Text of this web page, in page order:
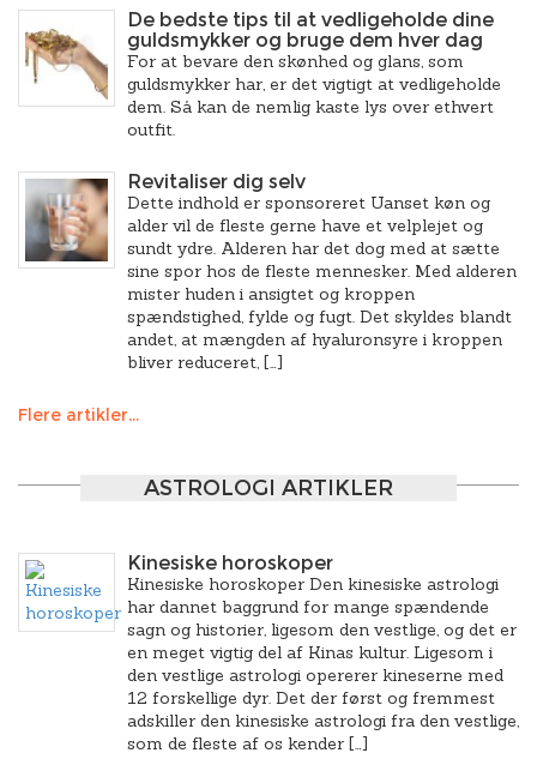
De bedste tips til at vedligeholde dine
guldsmykker og bruge dem hver dag
For at bevare den skønhed og glans, som
guldsmykker har, er det vigtigt at vedligeholde
dem. Så kan de nemlig kaste lys over ethvert
outfit.
Revitaliser dig selv
Dette indhold er sponsoreret Uanset køn og
alder vil de fleste gerne have et velplejet og
sundt ydre. Alderen har det dog med at sætte
sine spor hos de fleste mennesker. Med alderen
mister huden i ansigtet og kroppen
spændstighed, fylde og fugt. Det skyldes blandt
andet, at mængden af hyaluronsyre i kroppen
bliver reduceret, […]
Flere artikler...
ASTROLOGI ARTIKLER
Kinesiske horoskoper
Kinesiske horoskoper Den kinesiske astrologi
har dannet baggrund for mange spændende
sagn og historier, ligesom den vestlige, og det er
en meget vigtig del af Kinas kultur. Ligesom i
den vestlige astrologi opererer kineserne med
12 forskellige dyr. Det der først og fremmest
adskiller den kinesiske astrologi fra den vestlige,
som de fleste af os kender […]